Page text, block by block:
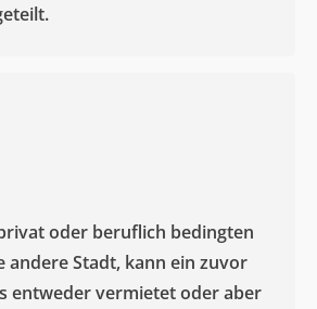
oder beruflich bedingten
andere Stadt, kann ein zuvor
entweder vermietet oder aber